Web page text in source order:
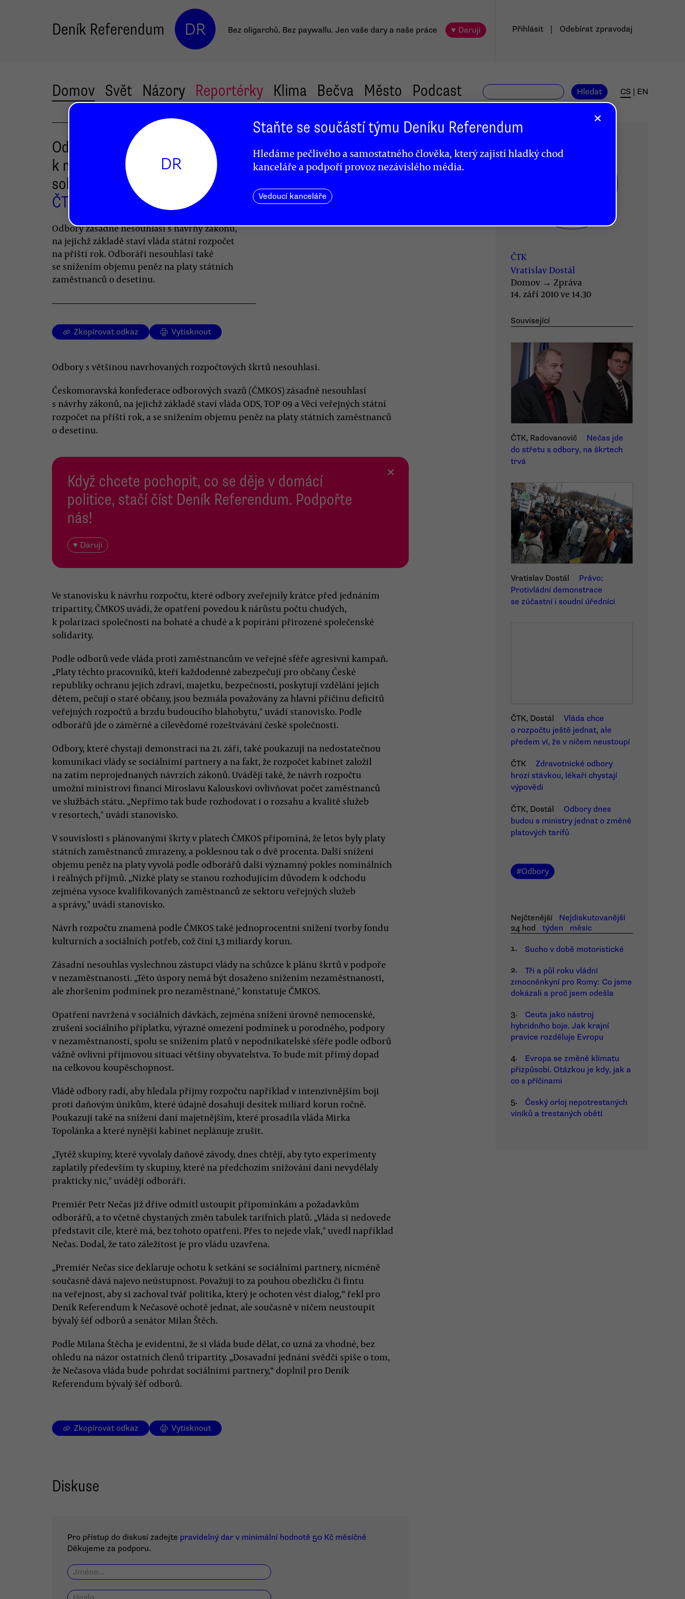
Deník Referendum DR Bez oligarchů. Bez paywallu. Jen vaše dary a naše práce ♥ Daruji Přihlásit Odebírat zpravodaj
Domov Svět Názory Reportérky Klima Bečva Město Podcast Hledat CS EN
Odbory: Vládní opatření povedou
k nárůstu chudých a popírání
solidarity
ČTK
Vratislav Dostál
Odbory zásadně nesouhlasí s návrhy zákonů,
na jejichž základě staví vláda státní rozpočet
na příští rok. Odboráři nesouhlasí také
se snížením objemu peněz na platy státních
zaměstnanců o desetinu.
Zkopírovat odkaz Vytisknout
Odbory s většinou navrhovaných rozpočtových škrtů nesouhlasí.
Českomoravská konfederace odborových svazů (ČMKOS) zásadně nesouhlasí
s návrhy zákonů, na jejichž základě staví vláda ODS, TOP 09 a Věcí veřejných státní
rozpočet na příští rok, a se snížením objemu peněz na platy státních zaměstnanců
o desetinu.
Když chcete pochopit, co se děje v domácí
politice, stačí číst Deník Referendum. Podpořte
nás!
♥ Daruji
×
Ve stanovisku k návrhu rozpočtu, které odbory zveřejnily krátce před jednáním
tripartity, ČMKOS uvádí, že opatření povedou k nárůstu počtu chudých,
k polarizaci společnosti na bohaté a chudé a k popírání přirozené společenské
solidarity.
Podle odborů vede vláda proti zaměstnancům ve veřejné sféře agresivní kampaň.
„Platy těchto pracovníků, kteří každodenně zabezpečují pro občany České
republiky ochranu jejich zdraví, majetku, bezpečnosti, poskytují vzdělání jejich
dětem, pečují o staré občany, jsou bezmála považovány za hlavní příčinu deficitů
veřejných rozpočtů a brzdu budoucího blahobytu," uvádí stanovisko. Podle
odborářů jde o záměrné a cílevědomé rozeštvávání české společnosti.
Odbory, které chystají demonstraci na 21. září, také poukazují na nedostatečnou
komunikaci vlády se sociálními partnery a na fakt, že rozpočet kabinet založil
na zatím neprojednaných návrzích zákonů. Uvádějí také, že návrh rozpočtu
umožní ministrovi financí Miroslavu Kalouskovi ovlivňovat počet zaměstnanců
ve službách státu. „Nepřímo tak bude rozhodovat i o rozsahu a kvalitě služeb
v resortech," uvádí stanovisko.
V souvislosti s plánovanými škrty v platech ČMKOS připomíná, že letos byly platy
státních zaměstnanců zmrazeny, a poklesnou tak o dvě procenta. Další snížení
objemu peněz na platy vyvolá podle odborářů další významný pokles nominálních
i reálných příjmů. „Nízké platy se stanou rozhodujícím důvodem k odchodu
zejména vysoce kvalifikovaných zaměstnanců ze sektoru veřejných služeb
a správy," uvádí stanovisko.
Návrh rozpočtu znamená podle ČMKOS také jednoprocentní snížení tvorby fondu
kulturních a sociálních potřeb, což činí 1,3 miliardy korun.
Zásadní nesouhlas vyslechnou zástupci vlády na schůzce k plánu škrtů v podpoře
v nezaměstnanosti. „Této úspory nemá být dosaženo snížením nezaměstnanosti,
ale zhoršením podmínek pro nezaměstnané," konstatuje ČMKOS.
Opatření navržená v sociálních dávkách, zejména snížení úrovně nemocenské,
zrušení sociálního příplatku, výrazné omezení podmínek u porodného, podpory
v nezaměstnanosti, spolu se snížením platů v nepodnikatelské sféře podle odborů
vážně ovlivní příjmovou situaci většiny obyvatelstva. To bude mít přímý dopad
na celkovou koupěschopnost.
Vládě odbory radí, aby hledala příjmy rozpočtu například v intenzivnějším boji
proti daňovým únikům, které údajně dosahují desítek miliard korun ročně.
Poukazují také na snížení daní majetnějším, které prosadila vláda Mirka
Topolánka a které nynější kabinet neplánuje zrušit.
„Tytéž skupiny, které vyvolaly daňové závody, dnes chtějí, aby tyto experimenty
zaplatily především ty skupiny, které na předchozím snižování daní nevydělaly
prakticky nic," uvádějí odboráři.
Premiér Petr Nečas již dříve odmítl ustoupit připomínkám a požadavkům
odborářů, a to včetně chystaných změn tabulek tarifních platů. „Vláda si nedovede
představit cíle, které má, bez tohoto opatření. Přes to nejede vlak," uvedl například
Nečas. Dodal, že tato záležitost je pro vládu uzavřena.
„Premiér Nečas sice deklaruje ochotu k setkání se sociálními partnery, nicméně
současně dává najevo neústupnost. Považuji to za pouhou obezličku či fintu
na veřejnost, aby si zachoval tvář politika, který je ochoten vést dialog,“ řekl pro
Deník Referendum k Nečasově ochotě jednat, ale současně v ničem neustoupit
bývalý šéf odborů a senátor Milan Štěch.
Podle Milana Štěcha je evidentní, že si vláda bude dělat, co uzná za vhodné, bez
ohledu na názor ostatních členů tripartity. „Dosavadní jednání svědčí spíše o tom,
že Nečasova vláda bude pohrdat sociálními partnery,“ doplnil pro Deník
Referendum bývalý šéf odborů.
ČTK
Vratislav Dostál
Domov → Zpráva
14. září 2010 ve 14.30
Související
ČTK, Radovanovič
Nečas jde
do střetu s odbory, na škrtech
trvá
Vratislav Dostál
Právo:
Protivládní demonstrace
se zúčastní i soudní úředníci
ČTK, Dostál
Vláda chce
o rozpočtu ještě jednat, ale
předem ví, že v ničem neustoupí
ČTK
Zdravotnické odbory
hrozí stávkou, lékaři chystají
výpovědi
ČTK, Dostál
Odbory dnes
budou s ministry jednat o změně
platových tarifů
#Odbory
Nejčtenější
Nejdiskutovanější
24 hod
týden
měsíc
1.
Sucho v době motoristické
2.
Tři a půl roku vládní
zmocněnkyní pro Romy: Co jsme
dokázali a proč jsem odešla
3.
Ceuta jako nástroj
hybridního boje. Jak krajní
pravice rozděluje Evropu
4.
Evropa se změně klimatu
přizpůsobí. Otázkou je kdy, jak a
co s příčinami
5.
Český orloj nepotrestaných
viníků a trestaných obětí
Zkopírovat odkaz Vytisknout
Diskuse
Pro přístup do diskusí zadejte pravidelný dar v minimální hodnotě 50 Kč měsíčně
Děkujeme za podporu.
×
DR
Staňte se součástí týmu Deníku Referendum
Hledáme pečlivého a samostatného člověka, který zajistí hladký chod
kanceláře a podpoří provoz nezávislého média.
Vedoucí kanceláře